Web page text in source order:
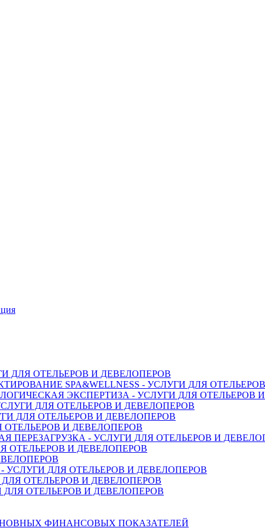
ДЛЯ ОТЕЛЬЕРОВ И ДЕВЕЛОПЕРОВ
SPA&WELLNESS - УСЛУГИ ДЛЯ
ЭКСПЕРТИЗА - УСЛУГИ ДЛЯ ОТЕЛЬЕРОВ
ДЛЯ ОТЕЛЬЕРОВ И ДЕВЕЛОПЕРОВ
ДЛЯ ОТЕЛЬЕРОВ И ДЕВЕЛОПЕРОВ
ОТЕЛЬЕРОВ И ДЕВЕЛОПЕРОВ
ПЕРЕЗАГРУЗКА - УСЛУГИ ДЛЯ ОТЕЛЬЕРОВ И
ОТЕЛЬЕРОВ И ДЕВЕЛОПЕРОВ
ДЛЯ ОТЕЛЬЕРОВ И ДЕВЕЛОПЕРОВ
ОТЕЛЬЕРОВ И ДЕВЕЛОПЕРОВ
ОТЕЛЬЕРОВ И ДЕВЕЛОПЕРОВ
ФИНАНСОВЫХ ПОКАЗАТЕЛЕЙ